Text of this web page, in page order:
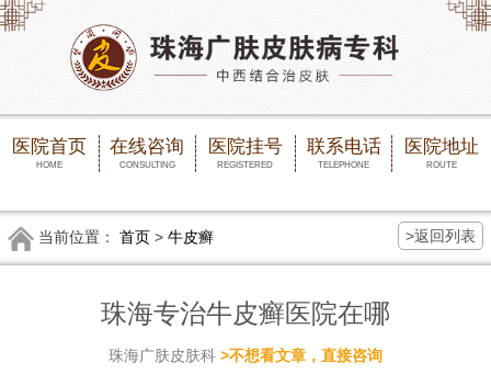
医院首页
HOME
在线咨询
CONSULTING
医院挂号
REGISTERED
联系电话
TELEPHONE
医院地址
ROUTE
当前位置： 首页> 牛皮癣 >返回列表
珠海专治牛皮癣医院在哪
珠海广肤皮肤科 >不想看文章，直接咨询